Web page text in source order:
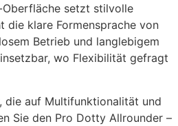
setzt stilvolle
die klare Formensprache von
Betrieb und langlebigem
wo Flexibilität gefragt
die auf Multifunktionalität und
Sie den Pro Dotty Allrounder –